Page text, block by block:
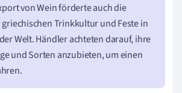
von Wein förderte auch die
Trinkkultur und Feste in
Welt. Händler achteten darauf, ihre
und Sorten anzubieten, um einen